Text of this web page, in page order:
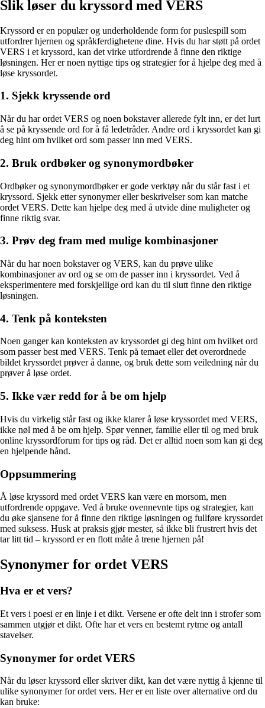
Slik løser du kryssord med VERS
Kryssord er en populær og underholdende form for puslespill som
utfordrer hjernen og språkferdighetene dine. Hvis du har støtt på ordet
VERS i et kryssord, kan det virke utfordrende å finne den riktige
løsningen. Her er noen nyttige tips og strategier for å hjelpe deg med å
løse kryssordet.
1. Sjekk kryssende ord
Når du har ordet VERS og noen bokstaver allerede fylt inn, er det lurt
å se på kryssende ord for å få ledetråder. Andre ord i kryssordet kan gi
deg hint om hvilket ord som passer inn med VERS.
2. Bruk ordbøker og synonymordbøker
Ordbøker og synonymordbøker er gode verktøy når du står fast i et
kryssord. Sjekk etter synonymer eller beskrivelser som kan matche
ordet VERS. Dette kan hjelpe deg med å utvide dine muligheter og
finne riktig svar.
3. Prøv deg fram med mulige kombinasjoner
Når du har noen bokstaver og VERS, kan du prøve ulike
kombinasjoner av ord og se om de passer inn i kryssordet. Ved å
eksperimentere med forskjellige ord kan du til slutt finne den riktige
løsningen.
4. Tenk på konteksten
Noen ganger kan konteksten av kryssordet gi deg hint om hvilket ord
som passer best med VERS. Tenk på temaet eller det overordnede
bildet kryssordet prøver å danne, og bruk dette som veiledning når du
prøver å løse ordet.
5. Ikke vær redd for å be om hjelp
Hvis du virkelig står fast og ikke klarer å løse kryssordet med VERS,
ikke nøl med å be om hjelp. Spør venner, familie eller til og med bruk
online kryssordforum for tips og råd. Det er alltid noen som kan gi deg
en hjelpende hånd.
Oppsummering
Å løse kryssord med ordet VERS kan være en morsom, men
utfordrende oppgave. Ved å bruke ovennevnte tips og strategier, kan
du øke sjansene for å finne den riktige løsningen og fullføre kryssordet
med suksess. Husk at praksis gjør mester, så ikke bli frustrert hvis det
tar litt tid – kryssord er en flott måte å trene hjernen på!
Synonymer for ordet VERS
Hva er et vers?
Et vers i poesi er en linje i et dikt. Versene er ofte delt inn i strofer som
sammen utgjør et dikt. Ofte har et vers en bestemt rytme og antall
stavelser.
Synonymer for ordet VERS
Når du løser kryssord eller skriver dikt, kan det være nyttig å kjenne til
ulike synonymer for ordet vers. Her er en liste over alternative ord du
kan bruke: